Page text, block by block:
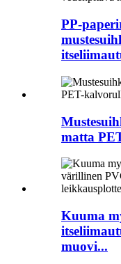
PP-
matta
Kuuma
muovi...